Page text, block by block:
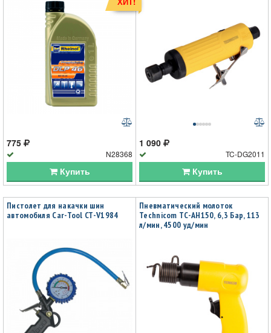
775
N28368
Купить
1 090
TC-DG2011
Купить
Пистолет для накачки шин
автомобиля Car-Tool CT-V1984
Пневматический молоток
Technicom TC-AH150, 6,3 Бар, 113
л/мин, 4500 уд/мин